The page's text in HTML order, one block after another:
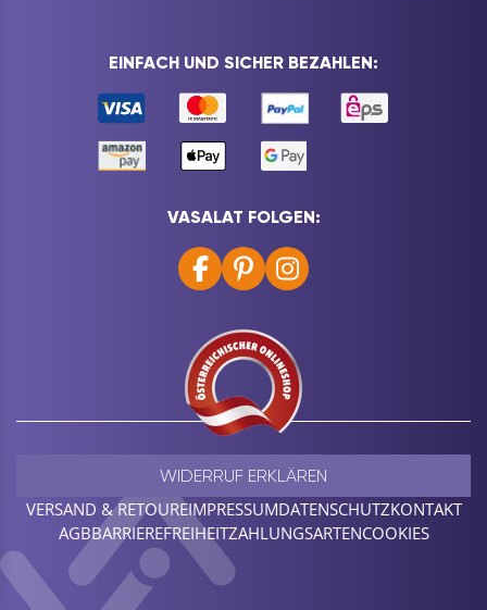
EINFACH UND SICHER BEZAHLEN:
VASALAT FOLGEN:
VERSAND & RETOUREIMPRESSUMDATENSCHUTZKONTAKT
AGBBARRIEREFREIHEITZAHLUNGSARTENCOOKIES
WIDERRUF ERKLÄREN